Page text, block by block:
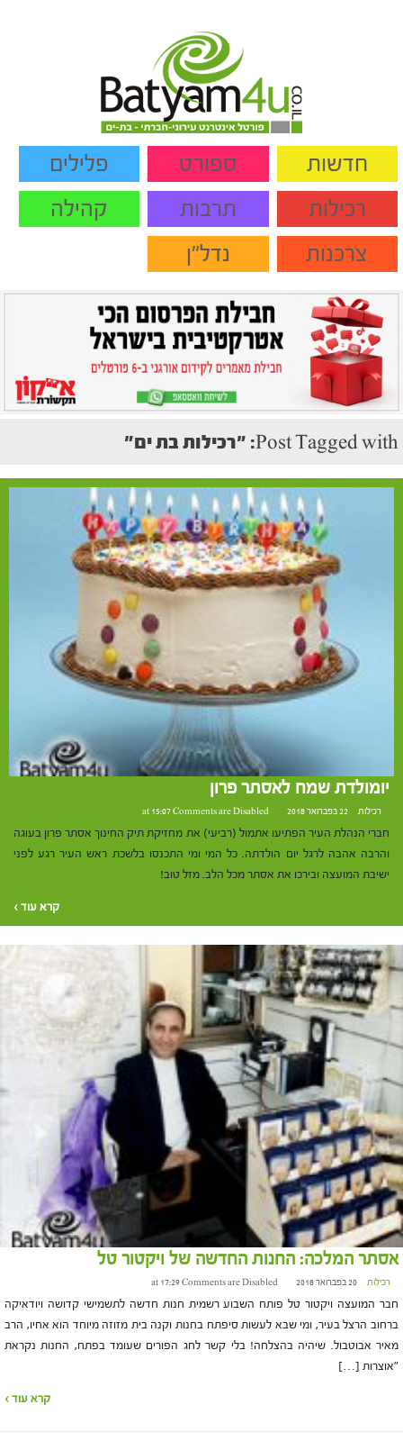
חדשות ספורט
פלילים
רכילות
תרבות
קהילה
צרכנות
נדל"ן
Post Tagged with: "רכילות בת ים"
יומולדת שמח לאסתר פרון
רכילות 22 בפברואר 2018 at 15:07 Comments are Disabled
חברי הנהלת העיר הפתיעו אתמול (רביעי) את מחזיקת תיק החינוך אסתר פרון בעוגה
והרבה אהבה לרגל יום הולדתה. כל המי ומי התכנסו בלשכת ראש העיר רגע לפני
ישיבת המועצה ובירכו את אסתר מכל הלב. מזל טוב!
קרא עוד ›
אסתר המלכה: החנות החדשה של ויקטור טל
רכילות 20 בפברואר 2018 at 17:29 Comments are Disabled
חבר המועצה ויקטור טל פותח השבוע רשמית חנות חדשה לתשמישי קדושה ויודאיקה
ברחוב הרצל בעיר, ומי שבא לעשות סיפתח בחנות וקנה בית מזוזה מיוחד הוא אחיו, הרב
מאיר אבוטבול. שיהיה בהצלחה! בלי קשר לחג הפורים שעומד בפתח, החנות נקראת
"אוצרות […]
קרא עוד ›